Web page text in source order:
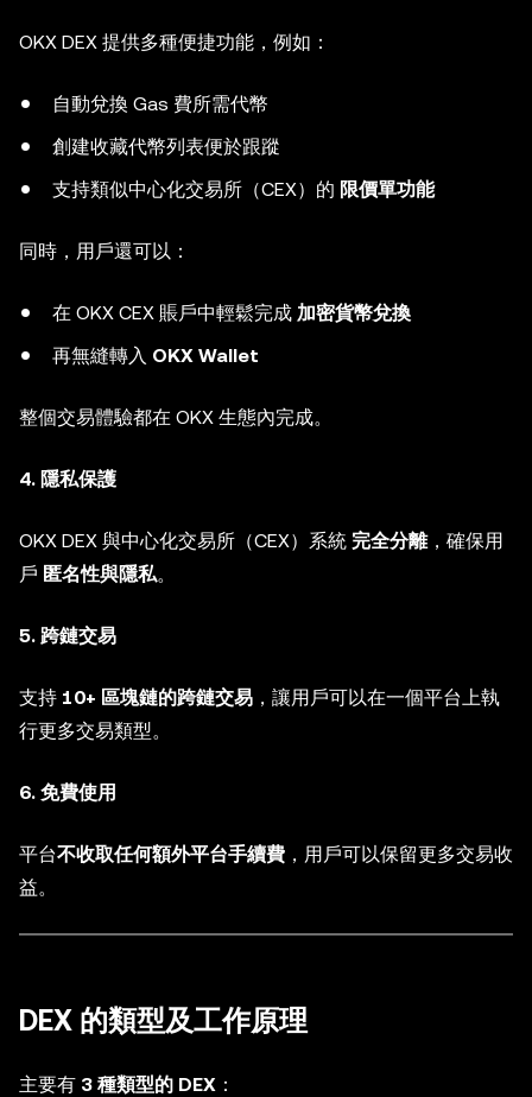
OKX DEX 提供多種便捷功能，例如：
自動兌換 Gas 費所需代幣
創建收藏代幣列表便於跟蹤
支持類似中心化交易所（CEX）的 限價單功能
同時，用戶還可以：
在 OKX CEX 賬戶中輕鬆完成 加密貨幣兌換
再無縫轉入 OKX Wallet
整個交易體驗都在 OKX 生態內完成。
4. 隱私保護
OKX DEX 與中心化交易所（CEX）系統 完全分離，確保用
戶 匿名性與隱私。
5. 跨鏈交易
支持 10+ 區塊鏈的跨鏈交易 ，讓用戶可以在一個平台上執
行更多交易類型。
6. 免費使用
平台不收取任何額外平台手續費 ，用戶可以保留更多交易收
益。
DEX 的類型及工作原理
主要有 3 種類型的 DEX ：